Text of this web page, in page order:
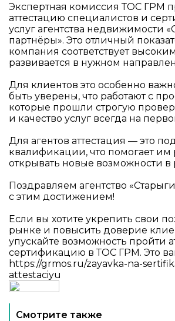
Экспертная комиссия ТОС ГРМ
аттестацию специалистов и
услуг агентства недвижимости
партнёры». Это отличный
компания соответствует
развивается в нужном
Для клиентов это особенно
быть уверены, что работают с
которые прошли строгую
и качество услуг всегда на
Для агентов аттестация — это
квалификации, что помогает им
открывать новые возможности в
Поздравляем агентство
с этим достижением!
Если вы хотите укрепить свои
рынке и повысить доверие
упускайте возможность пройти
сертификацию в ТОС ГРМ. Это
https://grmos.ru/zayavka-na-
attestaciyu
Смотрите также